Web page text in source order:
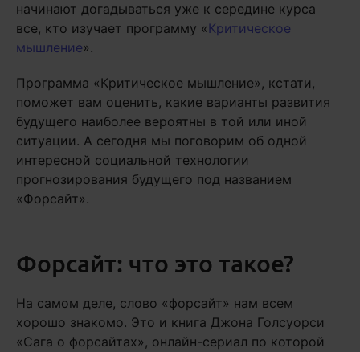
начинают догадываться уже к середине курса
все, кто изучает программу «Критическое
мышление».
Программа «Критическое мышление», кстати,
поможет вам оценить, какие варианты развития
будущего наиболее вероятны в той или иной
ситуации. А сегодня мы поговорим об одной
интересной социальной технологии
прогнозирования будущего под названием
«Форсайт».
Форсайт: что это такое?
На самом деле, слово «форсайт» нам всем
хорошо знакомо. Это и книга Джона Голсуорси
«Сага о форсайтах», онлайн-сериал по которой